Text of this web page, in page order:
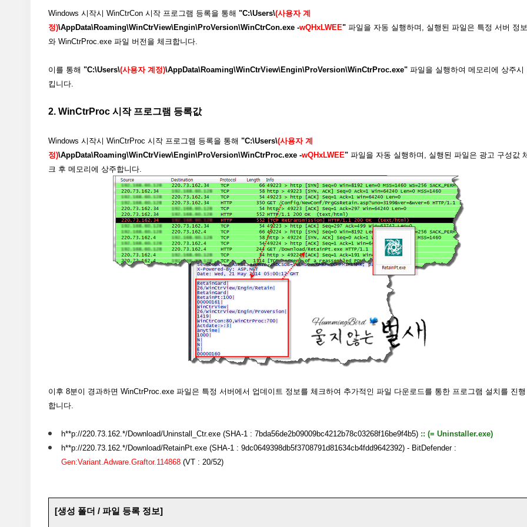
Windows 시작시 WinCtrCon 시작 프로그램 등록을 통해 "C:\Users\(사용자 계
정)\AppData\Roaming\WinCtrView\Engin\ProVersion\WinCtrCon.exe -wQHxLWEE" 파일을 자동 실행하며, 실행된 파일은 특정 서버 정보
와 WinCtrProc.exe 파일 버전을 체크합니다.
이를 통해 "C:\Users\(사용자 계정)\AppData\Roaming\WinCtrView\Engin\ProVersion\WinCtrProc.exe" 파일을 실행하여 메모리에 상주시
킵니다.
2. WinCtrProc 시작 프로그램 등록값
Windows 시작시 WinCtrProc 시작 프로그램 등록을 통해 "C:\Users\(사용자 계
정)\AppData\Roaming\WinCtrView\Engin\ProVersion\WinCtrProc.exe -wQHxLWEE" 파일을 자동 실행하며, 실행된 파일은 광고 구성값
크 후 메모리에 상주합니다.
이후 8분이 경과하면 WinCtrProc.exe 파일은 특정 서버에서 업데이트 정보를 체크하여 추가적인 파일 다운로드를 통한 프로그램 설치를 진행
합니다.
h**p://220.73.162.*/Download/Uninstall_Ctr.exe (SHA-1 : 7bda56de2b09009bc4212b78c03268f16be9f4b5) :: (= Uninstaller.exe)
h**p://220.73.162.*/Download/RetainPt.exe (SHA-1 : 9dc0649398db5f3708791d81634cb4fdd9642392) - BitDefender :
Gen:Variant.Adware.Graftor.114868 (VT : 20/52)
[생성 폴더 / 파일 등록 정보]